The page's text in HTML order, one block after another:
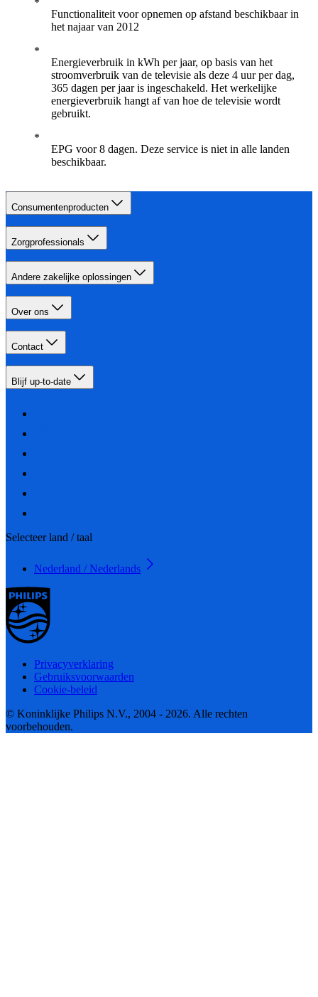
Functionaliteit voor opnemen op afstand beschikbaar in
het najaar van 2012
Energieverbruik in kWh per jaar, op basis van het
stroomverbruik van de televisie als deze 4 uur per dag,
365 dagen per jaar is ingeschakeld. Het werkelijke
energieverbruik hangt af van hoe de televisie wordt
gebruikt.
EPG voor 8 dagen. Deze service is niet in alle landen
beschikbaar.
Consumentenproducten
Zorgprofessionals
Andere zakelijke oplossingen
Over ons
Contact
Blijf up-to-date
Selecteer land / taal
Nederland / Nederlands
Privacyverklaring
Gebruiksvoorwaarden
Cookie-beleid
© Koninklijke Philips N.V., 2004 - 2026. Alle rechten
voorbehouden.